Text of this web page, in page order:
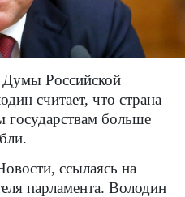
Думы Российской
считает, что страна
государствам больше
ссылаясь на
парламента. Володин